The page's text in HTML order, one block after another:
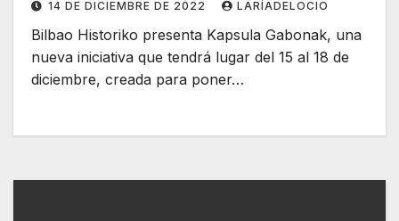
14 DE DICIEMBRE DE 2022 LARÍADELOCIO
Bilbao Historiko presenta Kapsula Gabonak, una
nueva iniciativa que tendrá lugar del 15 al 18 de
diciembre, creada para poner…